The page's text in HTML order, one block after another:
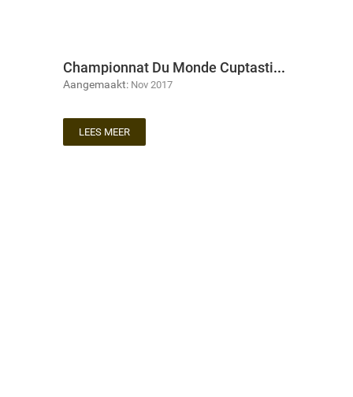
Championnat Du Monde Cuptasting 2016 Shanghai
Aangemaakt: Nov 2017
LEES MEER